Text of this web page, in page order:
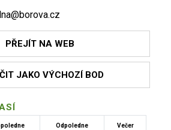
NA WEB
JAKO VÝCHOZÍ BOD
Odpoledne Večer